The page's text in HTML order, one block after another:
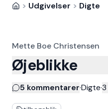
> Udgivelser > Digte
Mette Boe Christensen
Øjeblikke
5 kommentarer·Digte·3